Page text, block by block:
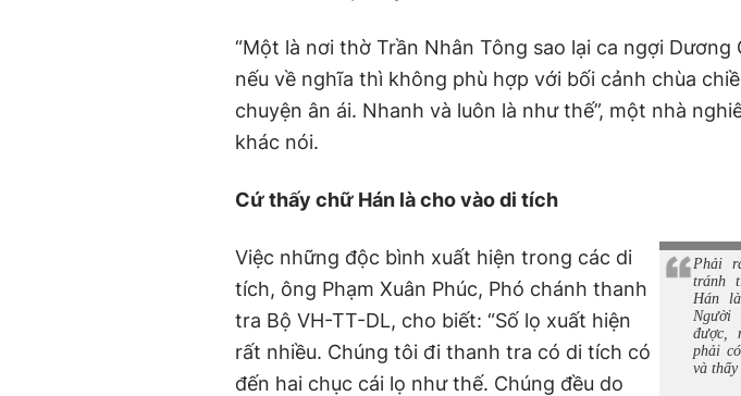
“Một là nơi thờ Trần Nhân Tông sao lại ca ngợi Dương
nếu về nghĩa thì không phù hợp với bối cảnh chùa
chuyện ân ái. Nhanh và luôn là như thế”, một nhà
khác nói.
Cứ thấy chữ Hán là cho vào di tích
Phải
tránh
Hán
được,
phải
và
Việc những độc bình xuất hiện trong các di
tích, ông Phạm Xuân Phúc, Phó chánh thanh
tra Bộ VH-TT-DL, cho biết: “Số lọ xuất hiện
rất nhiều. Chúng tôi đi thanh tra có di tích có
đến hai chục cái lọ như thế. Chúng đều do